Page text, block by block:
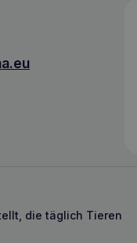
die täglich Tieren